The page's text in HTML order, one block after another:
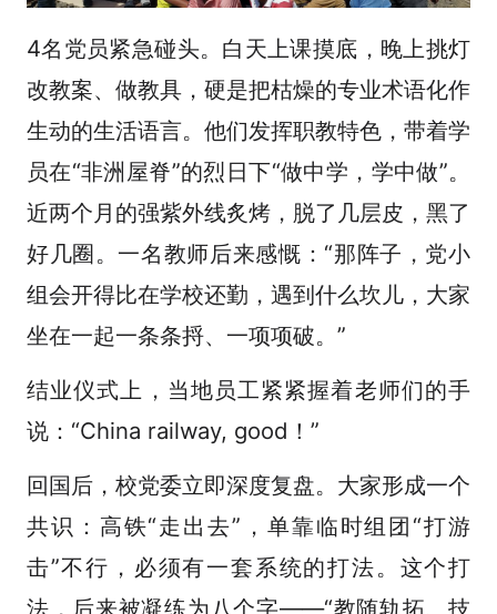
4名党员紧急碰头。白天上课摸底，晚上挑灯
改教案、做教具，硬是把枯燥的专业术语化作
生动的生活语言。他们发挥职教特色，带着学
员在“非洲屋脊”的烈日下“做中学，学中做”。
近两个月的强紫外线炙烤，脱了几层皮，黑了
好几圈。一名教师后来感慨：“那阵子，党小
组会开得比在学校还勤，遇到什么坎儿，大家
坐在一起一条条捋、一项项破。”
结业仪式上，当地员工紧紧握着老师们的手
说：“China railway, good！”
回国后，校党委立即深度复盘。大家形成一个
共识：高铁“走出去”，单靠临时组团“打游
击”不行，必须有一套系统的打法。这个打
法，后来被凝练为八个字——“教随轨拓、技